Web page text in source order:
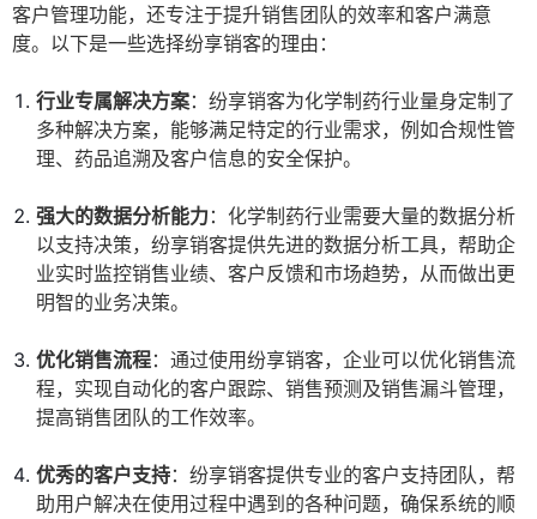
客户管理功能，还专注于提升销售团队的效率和客户满意
度。以下是一些选择纷享销客的理由：
行业专属解决方案：纷享销客为化学制药行业量身定制了
多种解决方案，能够满足特定的行业需求，例如合规性管
理、药品追溯及客户信息的安全保护。
强大的数据分析能力：化学制药行业需要大量的数据分析
以支持决策，纷享销客提供先进的数据分析工具，帮助企
业实时监控销售业绩、客户反馈和市场趋势，从而做出更
明智的业务决策。
优化销售流程：通过使用纷享销客，企业可以优化销售流
程，实现自动化的客户跟踪、销售预测及销售漏斗管理，
提高销售团队的工作效率。
优秀的客户支持：纷享销客提供专业的客户支持团队，帮
助用户解决在使用过程中遇到的各种问题，确保系统的顺